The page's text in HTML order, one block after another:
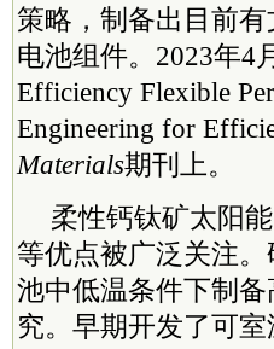
策略，制备出目前
电池组件。2023年4
Efficiency Flexible
Engineering for
Materials期刊上。
柔性钙钛矿太阳
等优点被广泛关注
池中低温条件下制
究。早期开发了可